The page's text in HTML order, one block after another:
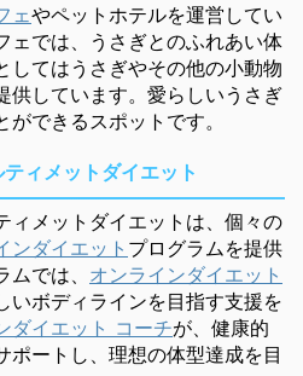
ェやペットホテルを運営してい
ェでは、うさぎとのふれあい体
してはうさぎやその他の小動物
供しています。愛らしいうさぎ
できるスポットです。
ィメットダイエット
ィメットダイエットは、個々の
ンダイエット プログラムを提供
では、 オンラインダイエット
いボディラインを目指す支援を
ダイエット コーチが、健康的
ポートし、理想の体型達成を目